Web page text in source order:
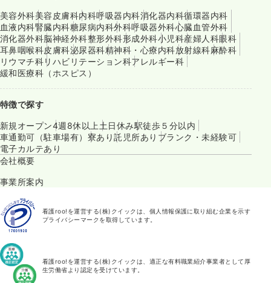
美容外科美容皮膚科内科呼吸器内科消化器内科循環器内科
血液内科腎臓内科糖尿病内科外科呼吸器外科心臓血管外科
消化器外科脳神経外科整形外科形成外科小児科産婦人科眼科
耳鼻咽喉科皮膚科泌尿器科精神科・心療内科放射線科麻酔科
リウマチ科リハビリテーション科アレルギー科
緩和医療科（ホスピス）
特徴で探す
新規オープン4週8休以上 土日休み駅徒歩５分以内
車通勤可（駐車場有） 寮あり託児所あり ブランク・未経験可
電子カルテあり
会社概要
事業所案内
看護roo!を運営する(株)クイックは、個人情報保護に取り組む企業を示す
プライバシーマークを取得しています。
看護roo!を運営する(株)クイックは、適正な有料職業紹介事業者として厚
生労働省より認定を受けています。